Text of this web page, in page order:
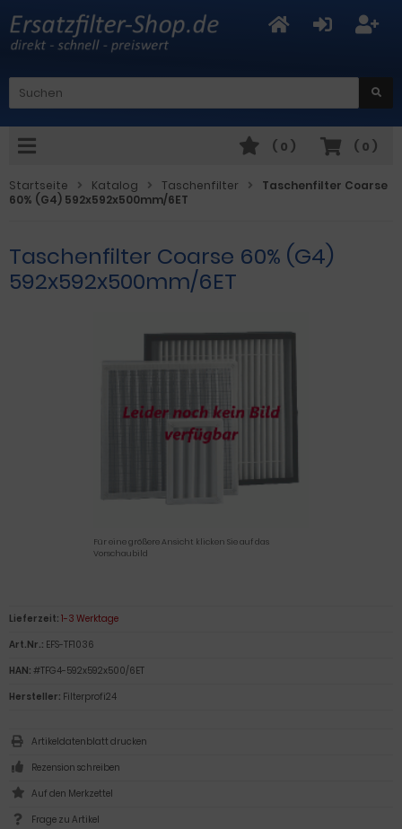
( 0 )
( 0 )
Startseite Katalog Taschenfilter
Taschenfilter Coarse
60% (G4) 592x592x500mm/6ET
Taschenfilter Coarse 60% (G4)
592x592x500mm/6ET
Für eine größere Ansicht klicken Sie auf das
Vorschaubild
Lieferzeit: 1-3 Werktage
Art.Nr.: EFS-TF1036
HAN: #TFG4-592x592x500/6ET
Hersteller: Filterprofi24
Artikeldatenblatt drucken
Rezension schreiben
Frage zu Artikel